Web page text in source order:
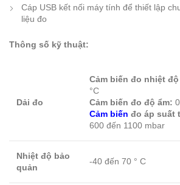
Cáp USB kết nối máy tính để thiết lập
liệu đo
Thông số kỹ thuật:
Dải đo
Cảm biến đo nhiệt độ
°C
Cảm biến đo độ ẩm:
Cảm biến đo áp suất
600 đến 1100 mbar
Nhiệt độ bảo
quản
-40 đến 70 ° C